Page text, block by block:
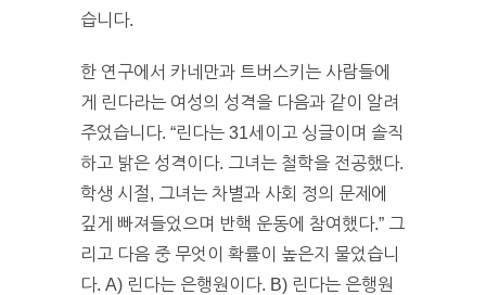
습니다.
한 연구에서 카네만과 트버스키는 사람들에
게 린다라는 여성의 성격을 다음과 같이 알려
주었습니다. “린다는 31세이고 싱글이며 솔직
하고 밝은 성격이다. 그녀는 철학을 전공했다.
학생 시절, 그녀는 차별과 사회 정의 문제에
깊게 빠져들었으며 반핵 운동에 참여했다.” 그
리고 다음 중 무엇이 확률이 높은지 물었습니
다. A) 린다는 은행원이다. B) 린다는 은행원